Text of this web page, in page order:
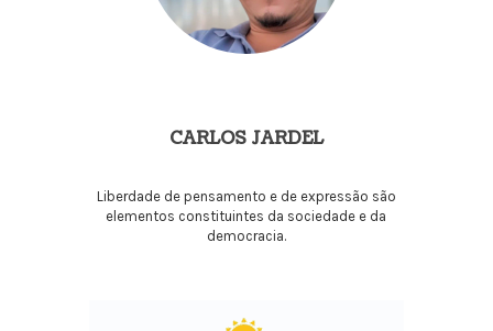
CARLOS JARDEL
Liberdade de pensamento e de expressão são
elementos constituintes da sociedade e da
democracia.